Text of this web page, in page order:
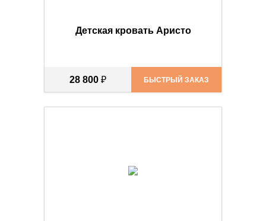
Детская кровать Аристо
28 800 ₽ БЫСТРЫЙ ЗАКАЗ